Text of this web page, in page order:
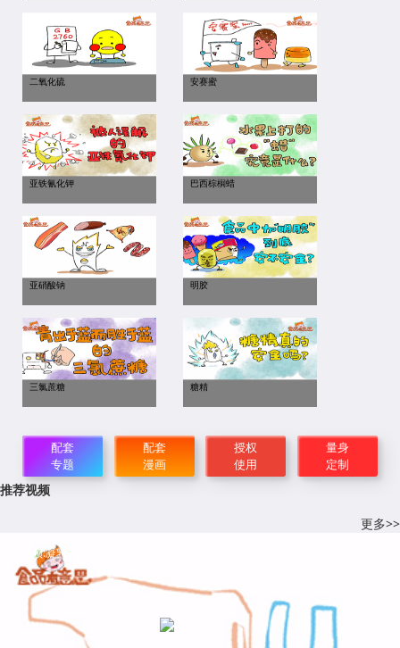
二氧化硫 安赛蜜
亚铁氰化钾 巴西棕榈蜡
亚硝酸钠 明胶
三氯蔗糖 糖精
配套
专题
配套
漫画
授权
使用
量身
定制
推荐视频
更多>>
科普视频:凝乳酶